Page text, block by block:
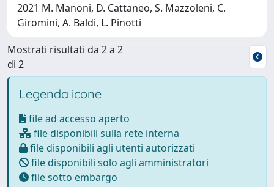
2021 M. Manoni, D. Cattaneo, S. Mazzoleni, C.
Giromini, A. Baldi, L. Pinotti
Mostrati risultati da 2 a 2
di 2
Legenda icone
file ad accesso aperto
file disponibili sulla rete interna
file disponibili agli utenti autorizzati
file disponibili solo agli amministratori
file sotto embargo